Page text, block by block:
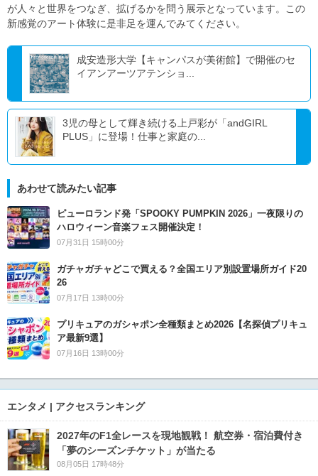
が人々と世界をつなぎ、拡げるかを問う展示となっています。この
新感覚のアート体験に是非足を運んでみてください。
成安造形大学【キャンパスが美術館】で開催のセ
イアンアーツアテンショ...
3児の母として輝き続ける上戸彩が「andGIRL
PLUS」に登場！仕事と家庭の...
あわせて読みたい記事
ピューロランド発「SPOOKY PUMPKIN 2026」一夜限りの
ハロウィーン音楽フェス開催決定！
07月31日 15時00分
ガチャガチャどこで買える？全国エリア別設置場所ガイド20
26
07月17日 13時00分
プリキュアのガシャポン全種類まとめ2026【名探偵プリキュ
ア最新9選】
07月16日 13時00分
エンタメ | アクセスランキング
2027年のF1全レースを現地観戦！ 航空券・宿泊費付き
「夢のシーズンチケット」が当たる
08月05日 17時48分